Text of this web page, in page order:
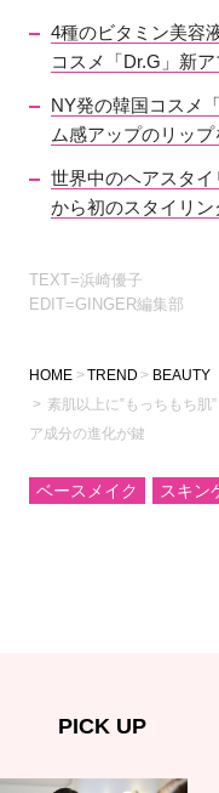
4種のビタミン美容
コスメ「Dr.G」新
NY発の韓国コスメ
ム感アップのリップ
世界中のヘアスタイ
から初のスタイリ
TEXT=浜崎優子
EDIT=GINGER編集部
HOME TREND
BEAUTY
素肌以上に‟もっちもち
ア成分の進化が鍵
ベースメイク スキン
PICK UP